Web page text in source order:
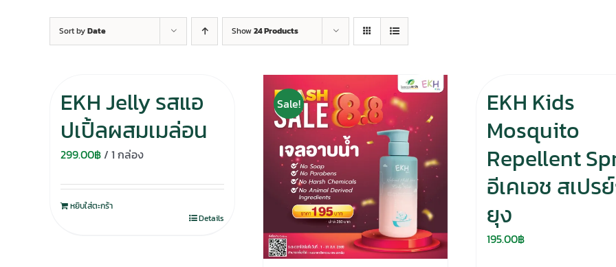
Sort byDate Show24 Products
EKH Jelly รสแอ
ปเปิ้ลผสมเมล่อน
299.00฿/ 1 กล่อง
หยิบใส่ตะกร้า
Details
Sale!
EKH Kids
Mosquito
Repellent
อีเคเอช สเปร
ยุง
195.00฿